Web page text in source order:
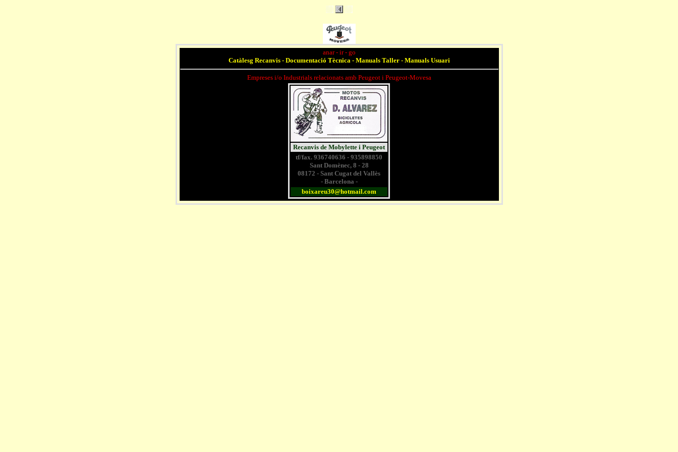
anar - ir - go
Catàlesg Recanvis - Documentació Tècnica - Manuals Taller - Manuals Usuari
Empreses i/o Industrials relacionats amb Peugeot i Peugeot-Movesa
Recanvis de Mobylette i Peugeot
tf/fax. 936740636 - 935898850
Sant Domènec, 8 - 28
08172 - Sant Cugat del Vallès
- Barcelona -
boixareu30@hotmail.com